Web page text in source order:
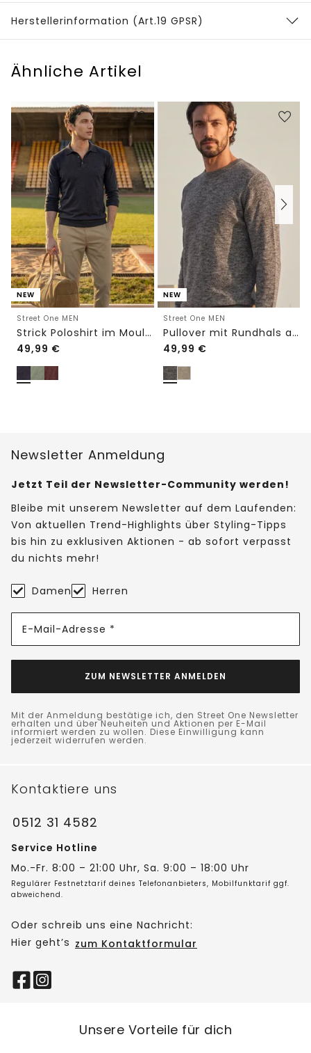
Herstellerinformation (Art.19 GPSR)
Ähnliche Artikel
NEW
Street One MEN
Strick Poloshirt im Mouliné Look
49,99 €
NEW
Street One MEN
Pullover mit Rundhals aus reiner Baumwolle
49,99 €
Newsletter Anmeldung
Jetzt Teil der Newsletter-Community werden!
Bleibe mit unserem Newsletter auf dem Laufenden:
Von aktuellen Trend-Highlights über Styling-Tipps
bis hin zu exklusiven Aktionen - ab sofort verpasst
du nichts mehr!
Damen Herren
E-Mail-Adresse *
ZUM NEWSLETTER ANMELDEN
Mit der Anmeldung bestätige ich, den Street One Newsletter
erhalten und über Neuheiten und Aktionen per E-Mail
informiert werden zu wollen. Diese Einwilligung kann
jederzeit widerrufen werden.
Kontaktiere uns
0512 31 4582
Service Hotline
Mo.-Fr. 8:00 – 21:00 Uhr, Sa. 9:00 – 18:00 Uhr
Regulärer Festnetztarif deines Telefonanbieters, Mobilfunktarif ggf.
abweichend.
Oder schreib uns eine Nachricht:
Hier geht’s zum Kontaktformular
Unsere Vorteile für dich